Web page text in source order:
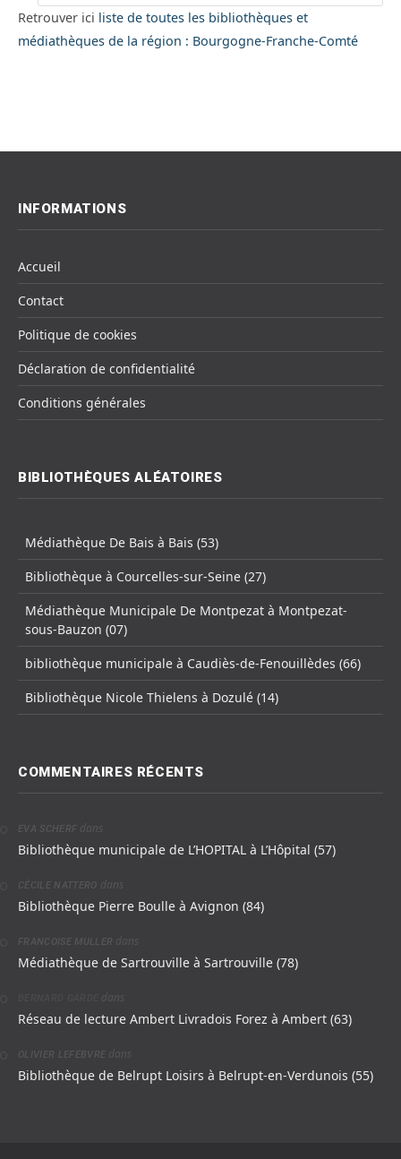
Retrouver ici liste de toutes les bibliothèques et
médiathèques de la région : Bourgogne-Franche-Comté
INFORMATIONS
Accueil
Contact
Politique de cookies
Déclaration de confidentialité
Conditions générales
BIBLIOTHÈQUES ALÉATOIRES
Médiathèque De Bais à Bais (53)
Bibliothèque à Courcelles-sur-Seine (27)
Médiathèque Municipale De Montpezat à Montpezat-
sous-Bauzon (07)
bibliothèque municipale à Caudiès-de-Fenouillèdes (66)
Bibliothèque Nicole Thielens à Dozulé (14)
COMMENTAIRES RÉCENTS
EVA SCHERF dans
Bibliothèque municipale de L’HOPITAL à L’Hôpital (57)
CÉCILE NATTERO dans
Bibliothèque Pierre Boulle à Avignon (84)
FRANCOISE MULLER dans
Médiathèque de Sartrouville à Sartrouville (78)
dans
Réseau de lecture Ambert Livradois Forez à Ambert (63)
OLIVIER LEFEBVRE dans
Bibliothèque de Belrupt Loisirs à Belrupt-en-Verdunois (55)